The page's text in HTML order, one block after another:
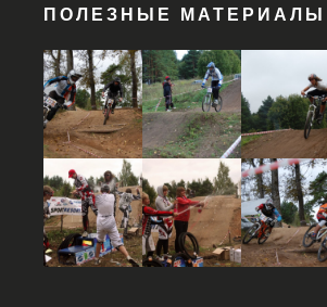
ПОЛЕЗНЫЕ МАТЕРИАЛЫ